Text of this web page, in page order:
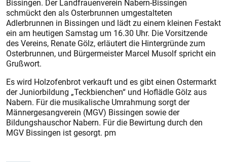
Bissingen. Der Landfrauenverein Nabern-Bissingen
schmückt den als Osterbrunnen umgestalteten
Adlerbrunnen in Bissingen und lädt zu einem kleinen Festakt
ein am heutigen Samstag um 16.30 Uhr. Die Vorsitzende
des Vereins, Renate Gölz, erläutert die Hintergründe zum
Osterbrunnen, und Bürgermeister Marcel Musolf spricht ein
Grußwort.
Es wird Holzofenbrot verkauft und es gibt einen Ostermarkt
der Juniorbildung „Teckbienchen“ und Hoflädle Gölz aus
Nabern. Für die musikalische Umrahmung sorgt der
Männergesangverein (MGV) Bissingen sowie der
Bildungshauschor Nabern. Für die Bewirtung durch den
MGV Bissingen ist gesorgt. pm